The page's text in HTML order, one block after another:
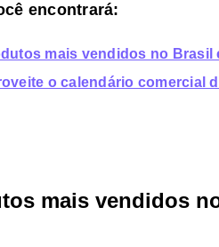
encontrará:
mais vendidos no Brasil
o calendário comercial
mais vendidos